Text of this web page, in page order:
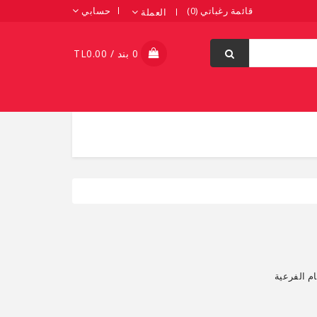
قائمة رغباتي (0) العملة حسابي
0 بند / TL0.00
الفرعية